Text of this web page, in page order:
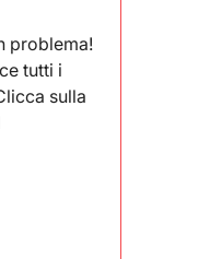
problema!
tutti i
sulla